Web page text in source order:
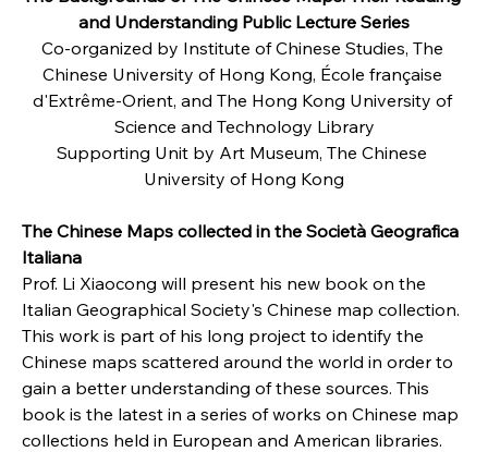
and Understanding Public Lecture Series
Co-organized by Institute of Chinese Studies, The
Chinese University of Hong Kong, École française
d'Extrême-Orient, and The Hong Kong University of
Science and Technology Library
Supporting Unit by Art Museum, The Chinese
University of Hong Kong
The Chinese Maps collected in the Società Geografica
Italiana
Prof. Li Xiaocong will present his new book on the
Italian Geographical Society's Chinese map collection.
This work is part of his long project to identify the
Chinese maps scattered around the world in order to
gain a better understanding of these sources. This
book is the latest in a series of works on Chinese map
collections held in European and American libraries.